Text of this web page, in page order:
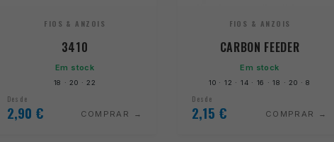
FIOS & ANZOIS
3410
Em stock
18 · 20 · 22
Desde
2,90 € COMPRAR
FIOS & ANZOIS
CARBON FEEDER
Em stock
10 · 12 · 14 · 16 · 18 · 20 · 8
Desde
2,15 € COMPRAR